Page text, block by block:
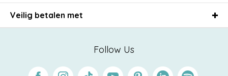
Follow Us
FacebookInstagram
Tiktok YoutubePinterestLinkedinSpotify
Veilig betalen met